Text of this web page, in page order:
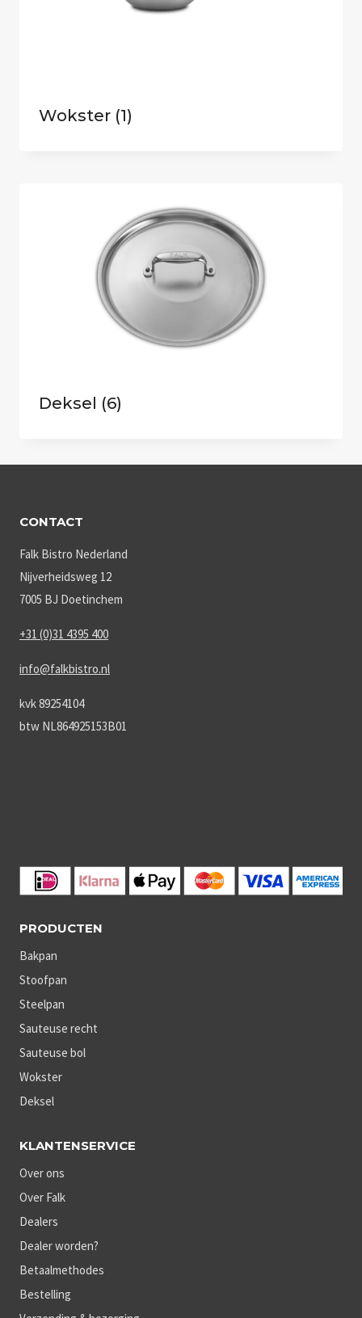
Wokster (1)
Deksel (6)
CONTACT
Falk Bistro Nederland
Nijverheidsweg 12
7005 BJ Doetinchem
+31 (0)31 4395 400
info@falkbistro.nl
kvk 89254104
btw NL864925153B01
PRODUCTEN
Bakpan
Stoofpan
Steelpan
Sauteuse recht
Sauteuse bol
Wokster
Deksel
KLANTENSERVICE
Over ons
Over Falk
Dealers
Dealer worden?
Betaalmethodes
Bestelling